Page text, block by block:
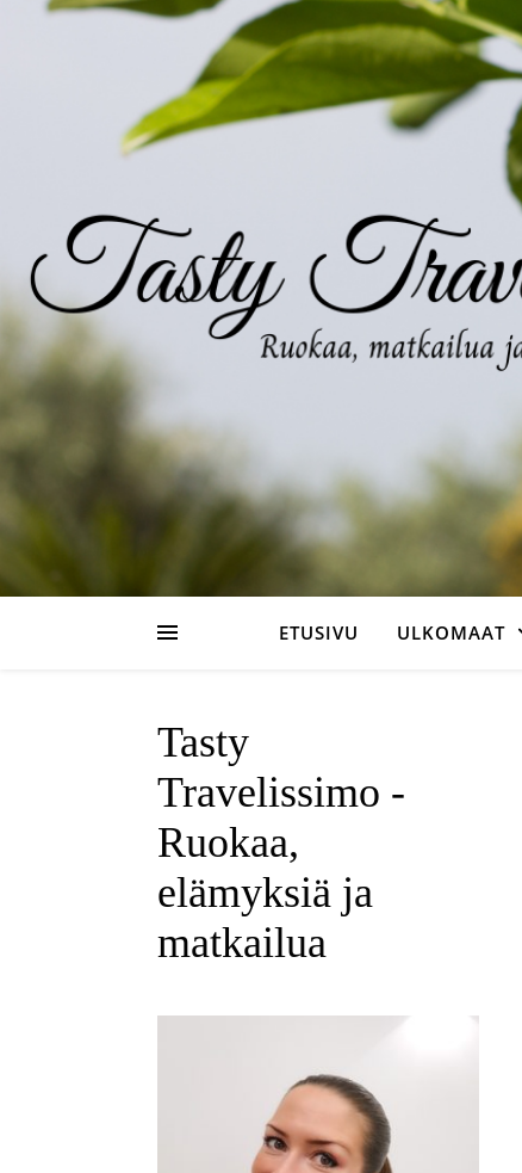
ETUSIVU ULKOMAAT
Tasty
Travelissimo -
Ruokaa,
elämyksiä ja
matkailua